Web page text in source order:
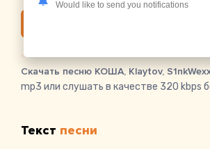
Скачать песню КОША, Klaytov,
mp3 или слушать в качестве 320 kbps
Текст песни
Would like to send you notifications